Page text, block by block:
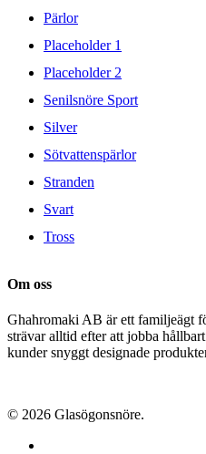
Pärlor
Placeholder 1
Placeholder 2
Senilsnöre Sport
Silver
Sötvattenspärlor
Stranden
Svart
Tross
Om oss
Ghahromaki AB är ett familjeägt
strävar alltid efter att jobba
kunder snyggt designade
© 2026 Glasögonsnöre.